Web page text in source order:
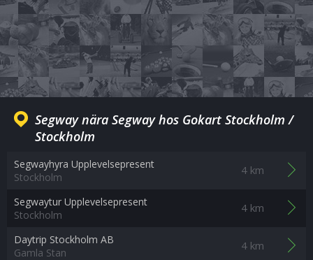
Segway nära Segway hos Gokart Stockholm /
Stockholm
Segwayhyra Upplevelsepresent
Stockholm
4 km
Segwaytur Upplevelsepresent
Stockholm
4 km
Daytrip Stockholm AB
Gamla Stan
4 km